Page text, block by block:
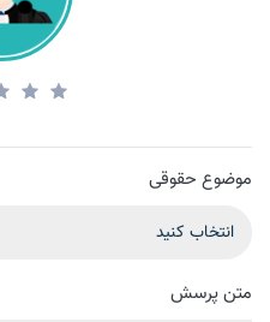
موضوع حقوقی
متن پرسش